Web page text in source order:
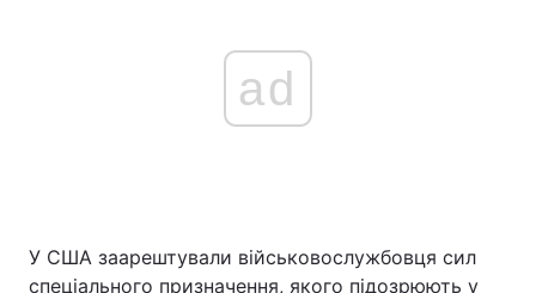
Україна Політика
ad
У США заарештували військовослужбовця сил
спеціального призначення, якого підозрюють у